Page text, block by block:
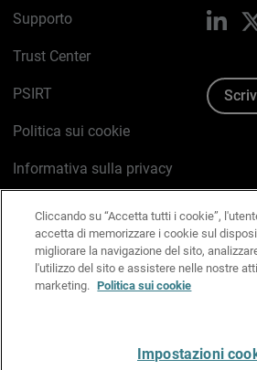
Supporto
Trust Center
PSIRT
Politica sui cookie
Informativa sulla privacy
Gestisci le preferenze e-mail
Copyright © 1996-2026 WatchGuard
Cliccando su “Accetta tutti i cookie”,
accetta di memorizzare i cookie sul
migliorare la navigazione del sito,
l'utilizzo del sito e assistere nelle nostre
marketing. Politica sui cookie
Impostazioni